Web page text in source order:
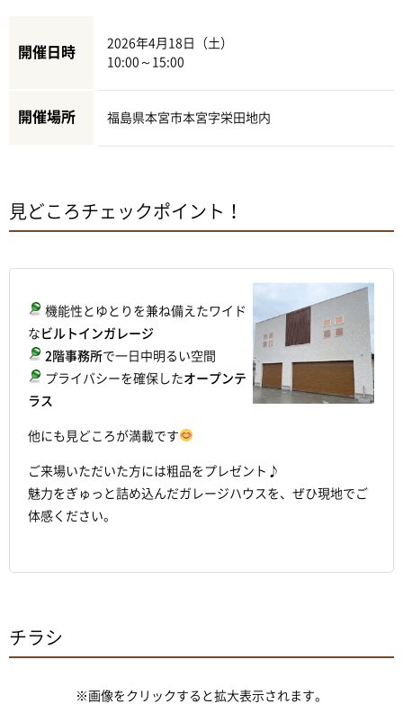
開催日時
2026年4月18日（土）
10:00～15:00
開催場所 福島県本宮市本宮字栄田地内
見どころチェックポイント！
機能性とゆとりを兼ね備えたワイド
な ビルトインガレージ
2階事務所で一日中明るい空間
プライバシーを確保したオープンテ
ラス
他にも見どころが満載です
ご来場いただいた方には粗品をプレゼント♪
魅力をぎゅっと詰め込んだガレージハウスを、ぜひ現地でご
体感ください。
チラシ
※画像をクリックすると拡大表示されます。